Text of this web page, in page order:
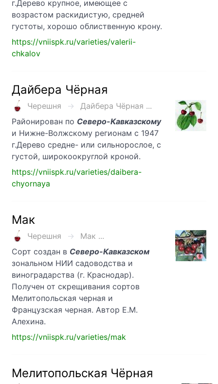
г.Дерево крупное, имеющее с
возрастом раскидистую, средней
густоты, хорошо облиственную крону.
https://vniispk.ru/varieties/valerii-
chkalov
Дайбера Чёрная
Черешня
Дайбера Чёрная ...
Районирован по Северо-Кавказскому
и Нижне-Волжскому регионам с 1947
г.Дерево средне- или сильнорослое, с
густой, широкоокруглой кроной.
https://vniispk.ru/varieties/daibera-
chyornaya
Мак
Черешня
Мак ...
Сорт создан в Северо-Кавказском
зональном НИИ садоводства и
виноградарства (г. Краснодар).
Получен от скрещивания сортов
Мелитопольская черная и
Французская черная. Автор Е.М.
Алехина.
https://vniispk.ru/varieties/mak
Мелитопольская Чёрная